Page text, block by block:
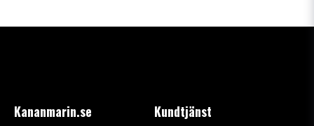
Kananmarin.se Kundtjänst